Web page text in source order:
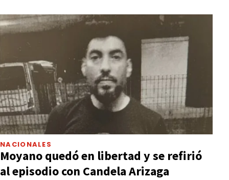
NACIONALES
Moyano quedó en libertad y se refirió
al episodio con Candela Arizaga